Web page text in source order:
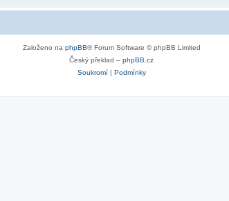
Založeno na phpBB® Forum Software © phpBB Limited
Český překlad – phpBB.cz
Soukromí| Podmínky